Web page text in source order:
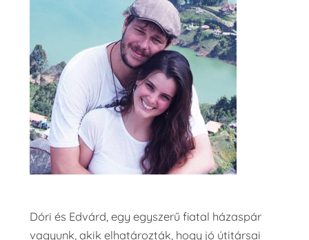
Dóri és Edvárd, egy egyszerű fiatal házaspár
vagyunk, akik elhatározták, hogy jó útitársai